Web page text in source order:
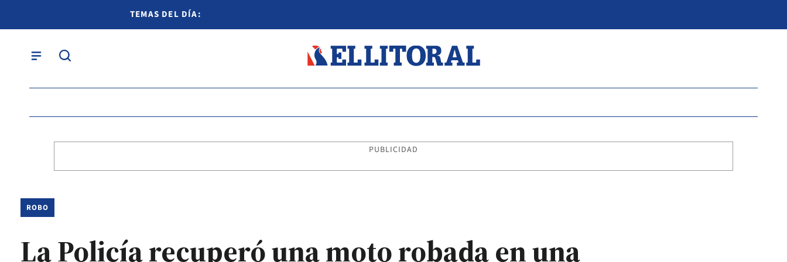
TEMAS DEL DÍA:
PUBLICIDAD
ROBO
La Policía recuperó una moto robada en una